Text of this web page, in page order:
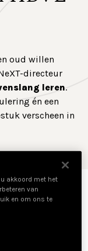
oud willen
directeur
leren.
én een
verscheen in
onder
en
akkoord met het
van
en om ons te